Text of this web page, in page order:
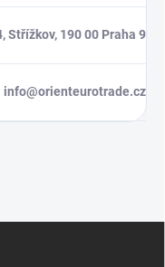
Střížkov, 190 00 Praha 9
info@orienteurotrade.cz